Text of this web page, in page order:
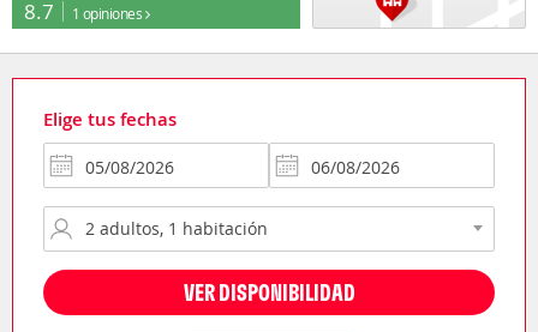
8.7 1 opiniones
Elige tus fechas
VER DISPONIBILIDAD